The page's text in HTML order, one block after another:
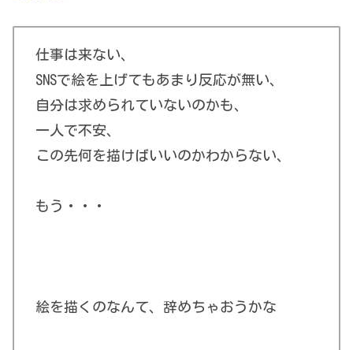
仕事は来ない、
SNSで絵を上げてもあまり反応が無い、
自分は求められていないのかも、
一人で不安、
この先何を描けばいいのかわからない、
もう・・・
絵を描くのなんて、辞めちゃおうかな